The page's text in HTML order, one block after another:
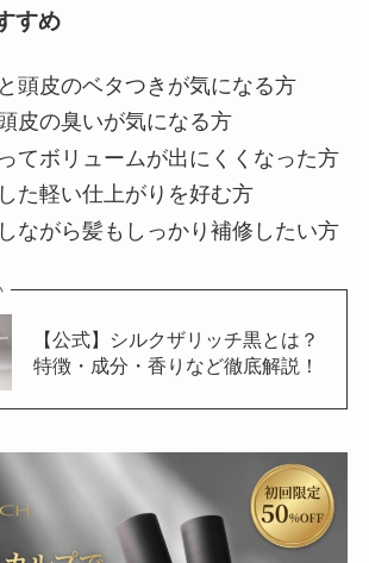
すめ
頭皮のベタつきが気になる方
皮の臭いが気になる方
てボリュームが出にくくなった方
た軽い仕上がりを好む方
ながら髪もしっかり補修したい方
【公式】シルクザリッチ黒とは？
特徴・成分・香りなど徹底解説！